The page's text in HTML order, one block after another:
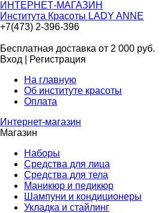
ИНТЕРНЕТ-МАГАЗИН
Института Красоты LADY ANNE
+7(473) 2-396-396
Бесплатная доставка от 2 000 руб.
Вход
Регистрация
На главную
Об институте красоты
Оплата
Интернет-магазин
Магазин
Наборы
Средства для лица
Средства для тела
Маникюр и педикюр
Шампуни и кондиционеры
Укладка и стайлинг